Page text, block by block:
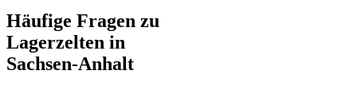
Häufige Fragen zu
Lagerzelten in
Sachsen-Anhalt